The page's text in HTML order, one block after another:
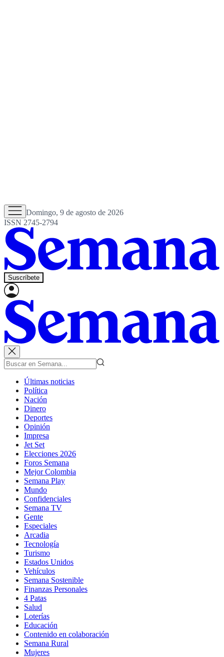
Domingo, 9 de agosto de 2026
ISSN 2745-2794
Suscríbete
Últimas noticias
Política
Nación
Dinero
Deportes
Opinión
Impresa
Jet Set
Elecciones 2026
Foros Semana
Mejor Colombia
Semana Play
Mundo
Confidenciales
Semana TV
Gente
Especiales
Arcadia
Tecnología
Turismo
Estados Unidos
Vehículos
Semana Sostenible
Finanzas Personales
4 Patas
Salud
Loterías
Educación
Contenido en colaboración
Semana Rural
Mujeres